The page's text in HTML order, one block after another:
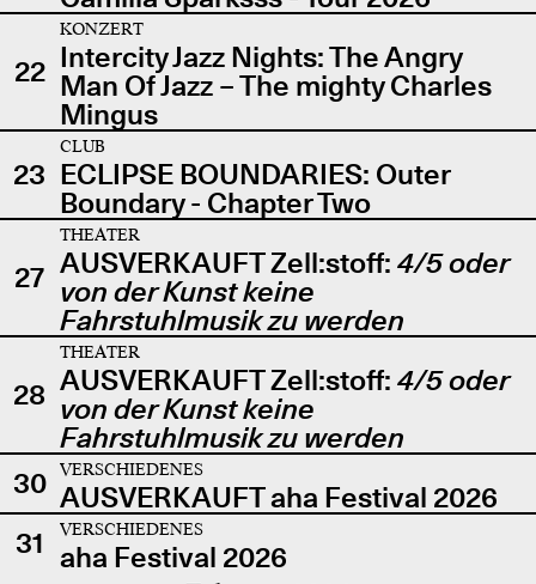
22
KONZERT
Intercity Jazz Nights: The Angry
Man Of Jazz – The mighty Charles
Mingus
23
CLUB
ECLIPSE BOUNDARIES: Outer
Boundary - Chapter Two
27
THEATER
AUSVERKAUFT Zell:stoff: 4/5 oder
von der Kunst keine
Fahrstuhlmusik zu werden
28
THEATER
AUSVERKAUFT Zell:stoff: 4/5 oder
von der Kunst keine
Fahrstuhlmusik zu werden
30
VERSCHIEDENES
AUSVERKAUFT aha Festival 2026
31
VERSCHIEDENES
aha Festival 2026